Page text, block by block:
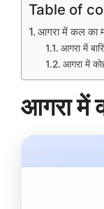
Table of
आगरा में कल का
आगरा में
आगरा में
आगरा में